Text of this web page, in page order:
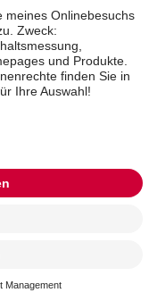
widerrufen